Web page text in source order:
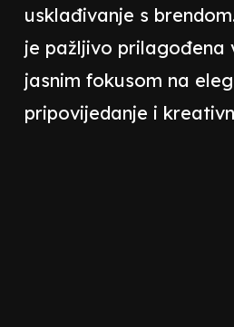
usklađivanje s
je pažljivo prilagođena
jasnim fokusom na
pripovijedanje i